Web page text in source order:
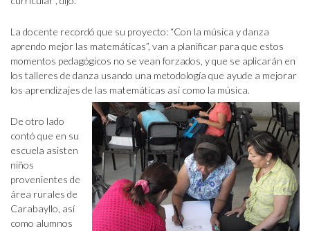
La docente recordó que su proyecto: “Con la música y danza
aprendo mejor las matemáticas”, van a planificar para que estos
momentos pedagógicos no se vean forzados, y que se aplicarán en
los talleres de danza usando una metodología que ayude a mejorar
los aprendizajes de las matemáticas así como la música.
De otro lado
contó que en su
escuela asisten
niños
provenientes de
área rurales de
Carabayllo, así
como alumnos